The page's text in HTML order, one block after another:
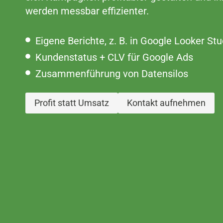
werden messbar effizienter.
Eigene Berichte, z. B. in Google Looker
Kundenstatus + CLV für Google Ads
Zusammenführung von Datensilos
Profit statt Umsatz Kontakt aufnehmen